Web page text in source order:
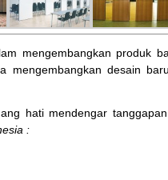
mengembangkan produk
mengembangkan desain
hati mendengar
: